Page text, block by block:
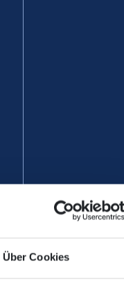
Über Cookies
zu vereinzelten
Bussen ist keine
an allen Stationen in
www.hlb-online.de